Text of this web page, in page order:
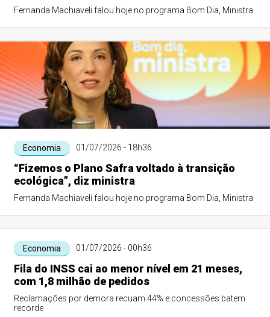
Fernanda Machiaveli falou hoje no programa Bom Dia, Ministra
Economia 01/07/2026 - 18h36
“Fizemos o Plano Safra voltado à transição
ecológica”, diz ministra
Fernanda Machiaveli falou hoje no programa Bom Dia, Ministra
Economia 01/07/2026 - 00h36
Fila do INSS cai ao menor nível em 21 meses,
com 1,8 milhão de pedidos
Reclamações por demora recuam 44% e concessões batem
recorde